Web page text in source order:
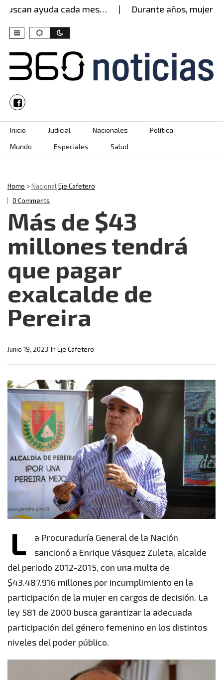
ayuda cada mes… Durante años, mujer
Skip to content
Inicio Judicial Nacionales
Política
Mundo
Especiales Salud
Home >NacionalEje Cafetero
0 Comments
Más de $43
millones tendrá
que pagar
exalcalde de
Pereira
In Eje Cafetero
Junio 19, 2023
L
a Procuraduría General de la Nación
sancionó a Enrique Vásquez Zuleta, alcalde
del periodo 2012-2015, con una multa de
$43.487.916 millones por incumplimiento en la
participación de la mujer en cargos de decisión. La
ley 581 de 2000 busca garantizar la adecuada
participación del género femenino en los distintos
niveles del poder público.